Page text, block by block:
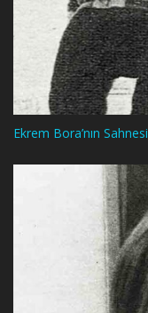
Ekrem Bora’nın Sahnesi